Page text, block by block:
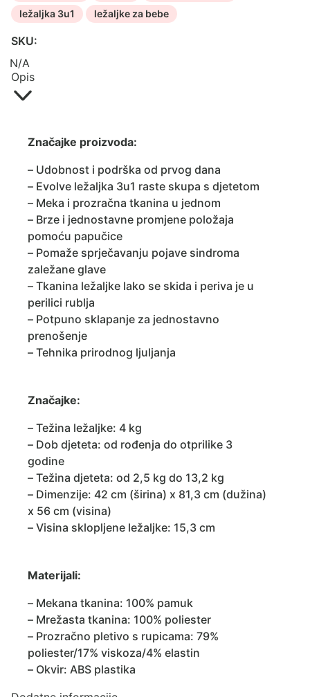
ležaljka 3u1
ležaljke za bebe
SKU:
N/A
Opis
Značajke proizvoda:
– Udobnost i podrška od prvog dana
– Evolve ležaljka 3u1 raste skupa s djetetom
– Meka i prozračna tkanina u jednom
– Brze i jednostavne promjene položaja
pomoću papučice
– Pomaže sprječavanju pojave sindroma
zaležane glave
– Tkanina ležaljke lako se skida i periva je u
perilici rublja
– Potpuno sklapanje za jednostavno
prenošenje
– Tehnika prirodnog ljuljanja
Značajke:
– Težina ležaljke: 4 kg
– Dob djeteta: od rođenja do otprilike 3
godine
– Težina djeteta: od 2,5 kg do 13,2 kg
– Dimenzije: 42 cm (širina) x 81,3 cm (dužina)
x 56 cm (visina)
– Visina sklopljene ležaljke: 15,3 cm
Materijali:
– Mekana tkanina: 100% pamuk
– Mrežasta tkanina: 100% poliester
– Prozračno pletivo s rupicama: 79%
poliester/17% viskoza/4% elastin
– Okvir: ABS plastika